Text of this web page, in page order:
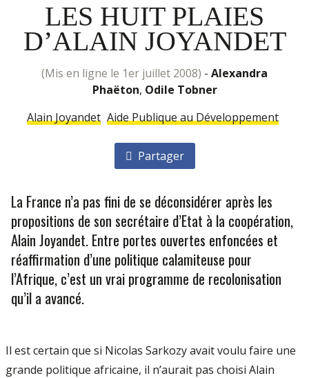
LES HUIT PLAIES
D’ALAIN JOYANDET
(mis en ligne le 1er juillet 2008) - Alexandra
Phaëton, Odile Tobner
Alain Joyandet Aide Publique au Développement
Partager
La France n’a pas fini de se déconsidérer après les
propositions de son secrétaire d’Etat à la coopération,
Alain Joyandet. Entre portes ouvertes enfoncées et
réaffirmation d’une politique calamiteuse pour
l’Afrique, c’est un vrai programme de recolonisation
qu’il a avancé.
Il est certain que si Nicolas Sarkozy avait voulu faire une
grande politique africaine, il n’aurait pas choisi Alain